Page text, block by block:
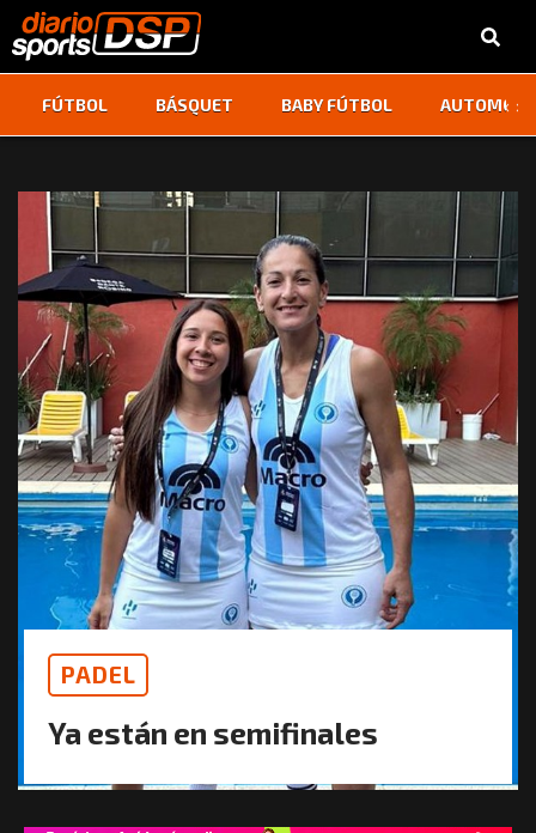
FÚTBOL BÁSQUET BABY FÚTBOL ‹ ›
PADEL
Ya están en semifinales